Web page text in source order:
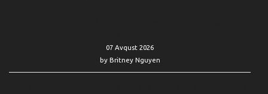
07 Avqust 2026
by Britney Nguyen